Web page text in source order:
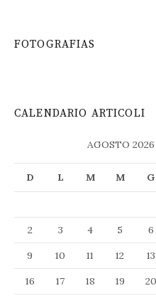
FOTOGRAFIAS
CALENDARIO ARTICOLI
AGOSTO 2026
D L M M G
2
3 4 5 6
9
10 11 12 13
16
17 18 19 20